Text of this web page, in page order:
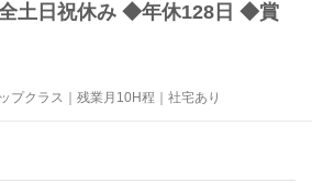
土日祝休み ◆年休128日 ◆賞
プクラス｜残業月10H程｜社宅あり